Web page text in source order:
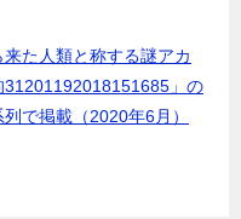
た人類と称する謎アカ
31201192018151685」の
で掲載（2020年6月）